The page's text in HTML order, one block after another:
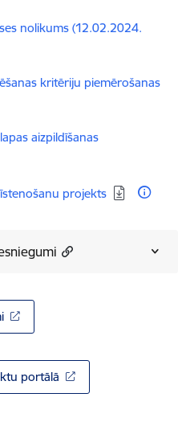
nolikums (12.02.2024.
kritēriju piemērošanas
aizpildīšanas
projekts
portālā